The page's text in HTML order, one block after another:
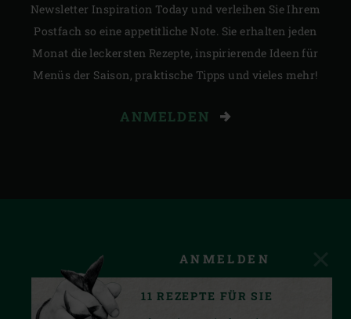
Newsletter Inspiration Today und verleihen Sie Ihrem
Postfach so eine appetitliche Note. Sie erhalten jeden
Monat die leckersten Rezepte, inspirierende Ideen für
Menüs der Saison, praktische Tipps und vieles mehr!
ANMELDEN
ANMELDEN
11 REZEPTE FÜR SIE